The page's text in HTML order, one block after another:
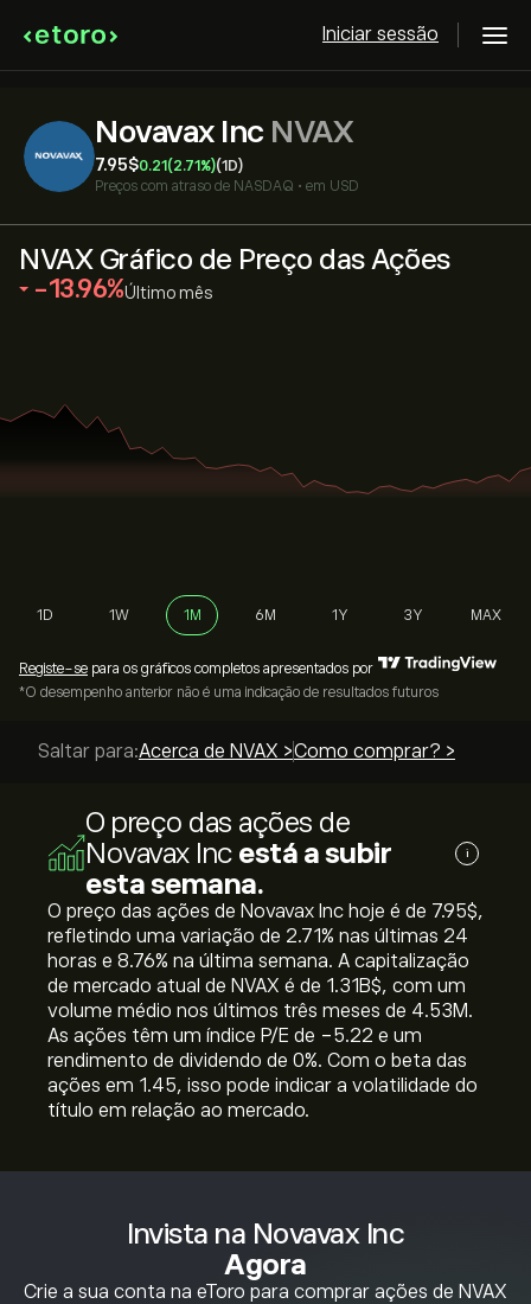
Iniciar sessão
Novavax Inc NVAX
7.95‎$‎0.21 (2.71%)(1D)
Preços com atraso de NASDAQ • em USD
Invista na Novavax Inc
Agora
Crie a sua conta na eToro para comprar ações de NVAX
NVAX Gráfico de Preço das Ações
‎-13.96‎ Último mês
1D 1W 1M 6M 1Y 3Y MAX
Registe-se para os gráficos completos apresentados por
*O desempenho anterior não é uma indicação de resultados futuros
Saltar para:Acerca de NVAX >Como comprar? >
O preço das ações de
Novavax Inc está a subir
esta semana.
i
O preço das ações de Novavax Inc hoje é de 7.95‎$‎,
refletindo uma variação de ‎2.71‎% nas últimas 24
horas e ‎8.76‎% na última semana. A capitalização
de mercado atual de NVAX é de 1.31B‎$‎, com um
volume médio nos últimos três meses de 4.53M.
As ações têm um índice P/E de -5.22 e um
rendimento de dividendo de 0%. Com o beta das
ações em 1.45, isso pode indicar a volatilidade do
título em relação ao mercado.